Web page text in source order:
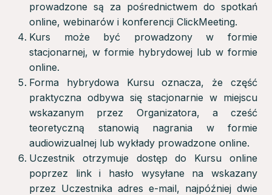
prowadzone są za pośrednictwem do spotkań
online, webinarów i konferencji ClickMeeting.
Kurs może być prowadzony w formie
stacjonarnej, w formie hybrydowej lub w formie
online.
Forma hybrydowa Kursu oznacza, że część
praktyczna odbywa się stacjonarnie w miejscu
wskazanym przez Organizatora, a cześć
teoretyczną stanowią nagrania w formie
audiowizualnej lub wykłady prowadzone online.
Uczestnik otrzymuje dostęp do Kursu online
poprzez link i hasło wysyłane na wskazany
przez Uczestnika adres e-mail, najpóźniej dwie